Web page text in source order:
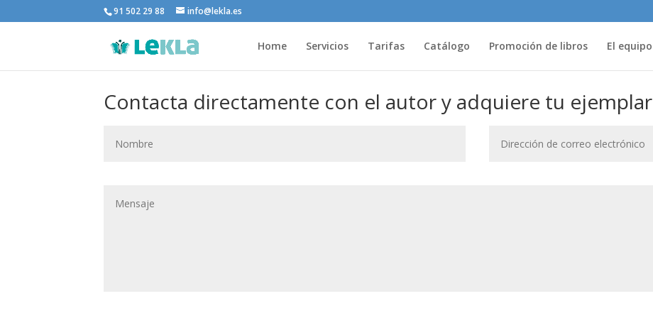
91 502 29 88 info@lekla.es
Home Servicios Tarifas Catálogo Promoción de libros El equipo
Contacta directamente con el autor y adquiere tu ejemplar